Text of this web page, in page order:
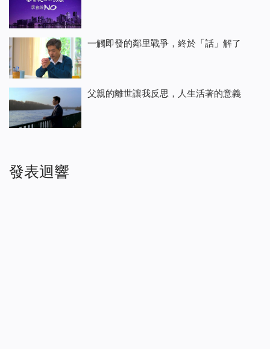
一觸即發的鄰里戰爭，終於「話」解了
父親的離世讓我反思，人生活著的意義
發表迴響